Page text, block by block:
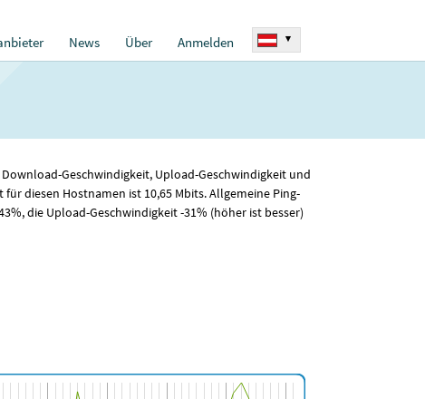
News Über Anmelden ▾
Geschwindigkeit, Upload-Geschwindigkeit und
für diesen Hostnamen ist 10,65 Mbits. Allgemeine Ping-
die Upload-Geschwindigkeit -31% (höher ist besser)